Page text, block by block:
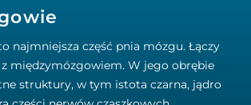
najmniejsza część pnia mózgu. Łączy
międzymózgowiem. W jego obrębie
struktury, w tym istota czarna, jądro